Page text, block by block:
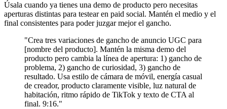
Úsala cuando ya tienes una demo de producto pero necesitas
aperturas distintas para testear en paid social. Mantén el medio y el
final consistentes para poder juzgar mejor el gancho.
"Crea tres variaciones de gancho de anuncio UGC para
[nombre del producto]. Mantén la misma demo del
producto pero cambia la línea de apertura: 1) gancho de
problema, 2) gancho de curiosidad, 3) gancho de
resultado. Usa estilo de cámara de móvil, energía casual
de creador, producto claramente visible, luz natural de
habitación, ritmo rápido de TikTok y texto de CTA al
final. 9:16."